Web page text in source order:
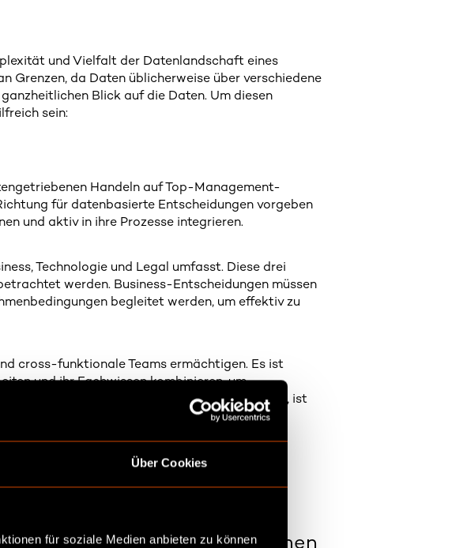
Über Cookies
für soziale Medien anbieten zu können
und Vielfalt der Datenlandschaft eines
Grenzen, da Daten üblicherweise über verschiedene
Blick auf die Daten. Um diesen
sein:
Handeln auf Top-Management-
für datenbasierte Entscheidungen vorgeben
und aktiv in ihre Prozesse integrieren.
Technologie und Legal umfasst. Diese drei
werden. Business-Entscheidungen müssen
begleitet werden, um effektiv zu
cross-funktionale Teams ermächtigen. Es ist
und ihr Fachwissen kombinieren, um
die den Wert von Daten anerkennt und fördert, ist
sich die befragten
Deckt sich dieses